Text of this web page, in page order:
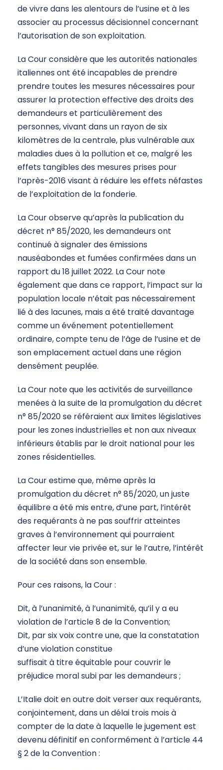
de vivre dans les alentours de l’usine et à les
associer au processus décisionnel concernant
l’autorisation de son exploitation.
La Cour considère que les autorités nationales
italiennes ont été incapables de prendre
prendre toutes les mesures nécessaires pour
assurer la protection effective des droits des
demandeurs et particulièrement des
personnes, vivant dans un rayon de six
kilomètres de la centrale, plus vulnérable aux
maladies dues à la pollution et ce, malgré les
effets tangibles des mesures prises pour
l’après-2016 visant à réduire les effets néfastes
de l’exploitation de la fonderie.
La Cour observe qu’après la publication du
décret n° 85/2020, les demandeurs ont
continué à signaler des émissions
nauséabondes et fumées confirmées dans un
rapport du 18 juillet 2022. La Cour note
également que dans ce rapport, l’impact sur la
population locale n’était pas nécessairement
lié à des lacunes, mais a été traité davantage
comme un événement potentiellement
ordinaire, compte tenu de l’âge de l’usine et de
son emplacement actuel dans une région
densément peuplée.
La Cour note que les activités de surveillance
menées à la suite de la promulgation du décret
n° 85/2020 se référaient aux limites législatives
pour les zones industrielles et non aux niveaux
inférieurs établis par le droit national pour les
zones résidentielles.
La Cour estime que, même après la
promulgation du décret n° 85/2020, un juste
équilibre a été mis entre, d’une part, l’intérêt
des requérants à ne pas souffrir atteintes
graves à l’environnement qui pourraient
affecter leur vie privée et, sur le l’autre, l’intérêt
de la société dans son ensemble.
Pour ces raisons, la Cour :
Dit, à l’unanimité, à l’unanimité, qu’il y a eu
violation de l’article 8 de la Convention;
Dit, par six voix contre une, que la constatation
d’une violation constitue
suffisait à titre équitable pour couvrir le
préjudice moral subi par les demandeurs ;
L’Italie doit en outre doit verser aux requérants,
conjointement, dans un délai trois mois à
compter de la date à laquelle le jugement est
devenu définitif en conformément à l’article 44
§ 2 de la Convention :